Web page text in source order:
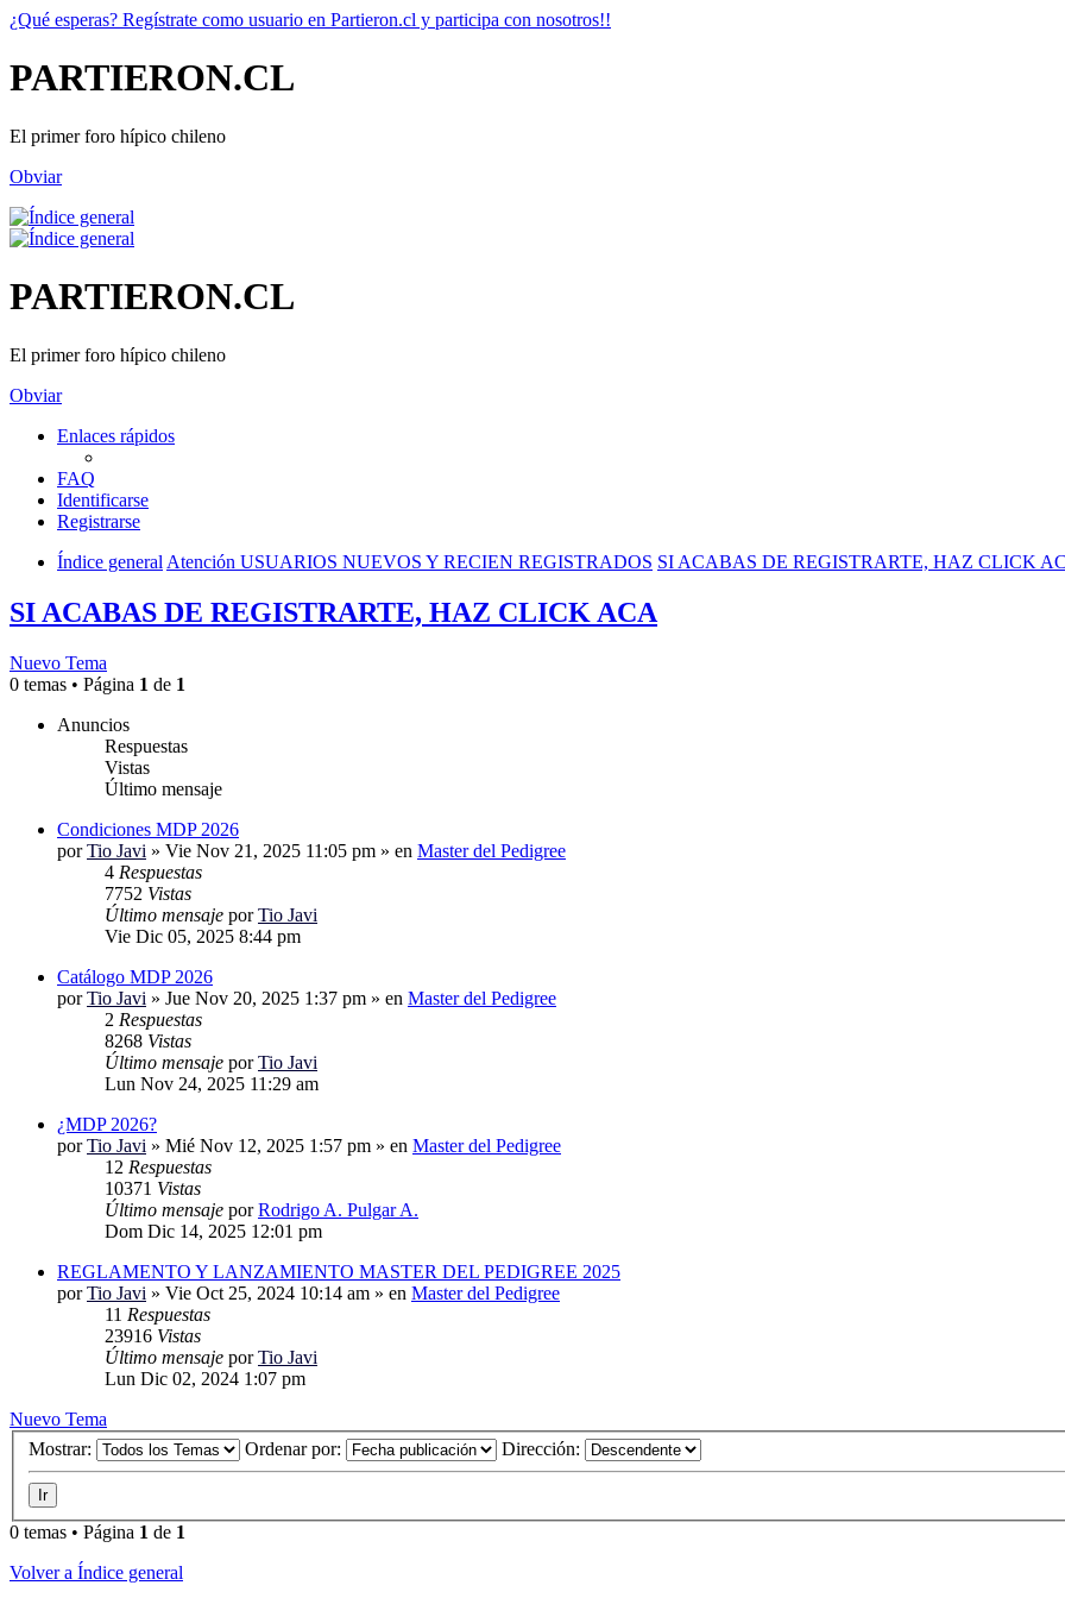
¿Qué esperas? Regístrate como usuario en Partieron.cl y participa con nosotros!!
PARTIERON.CL
El primer foro hípico chileno
Obviar
PARTIERON.CL
El primer foro hípico chileno
Obviar
Enlaces rápidos
FAQ
Identificarse
Registrarse
Índice general Atención USUARIOS NUEVOS Y RECIEN REGISTRADOS SI ACABAS DE REGISTRARTE, HAZ CLICK
SI ACABAS DE REGISTRARTE, HAZ CLICK ACA
Nuevo Tema
0 temas • Página 1 de 1
Anuncios
Respuestas
Vistas
Último mensaje
Condiciones MDP 2026
porTio Javi » Vie Nov 21, 2025 11:05 pm » en Master del Pedigree
4 Respuestas
7752 Vistas
Último mensaje porTio Javi
Vie Dic 05, 2025 8:44 pm
Catálogo MDP 2026
porTio Javi » Jue Nov 20, 2025 1:37 pm » en Master del Pedigree
2 Respuestas
8268 Vistas
Último mensaje porTio Javi
Lun Nov 24, 2025 11:29 am
¿MDP 2026?
porTio Javi » Mié Nov 12, 2025 1:57 pm » en Master del Pedigree
12 Respuestas
10371 Vistas
Último mensaje porRodrigo A. Pulgar A.
Dom Dic 14, 2025 12:01 pm
REGLAMENTO Y LANZAMIENTO MASTER DEL PEDIGREE 2025
porTio Javi » Vie Oct 25, 2024 10:14 am » en Master del Pedigree
11 Respuestas
23916 Vistas
Último mensaje porTio Javi
Lun Dic 02, 2024 1:07 pm
Nuevo Tema
Mostrar:
Ordenar por: Dirección:
0 temas • Página 1 de 1
Volver a Índice general